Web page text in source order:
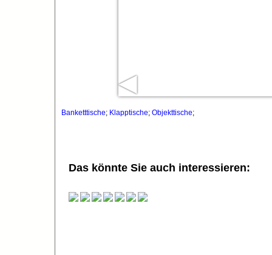
◀
Banketttische; Klapptische; Objekttische;
Das könnte Sie auch interessieren: